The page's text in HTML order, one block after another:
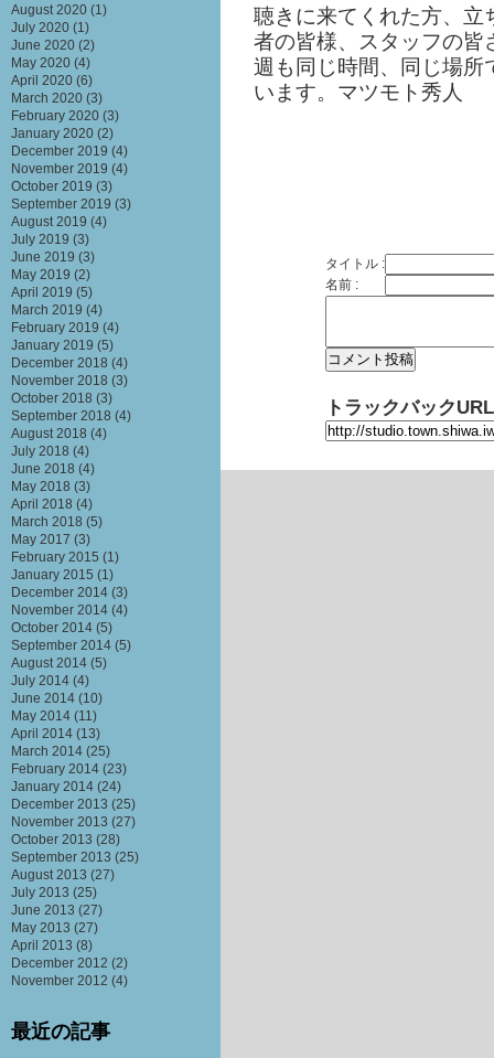
聴きに来てくれた方、立
者の皆様、スタッフの皆
週も同じ時間、同じ場
います。マツモト秀人
タイトル :
名前 :
トラックバックURL
August 2020 (1)
July 2020 (1)
June 2020 (2)
May 2020 (4)
April 2020 (6)
March 2020 (3)
February 2020 (3)
January 2020 (2)
December 2019 (4)
November 2019 (4)
October 2019 (3)
September 2019 (3)
August 2019 (4)
July 2019 (3)
June 2019 (3)
May 2019 (2)
April 2019 (5)
March 2019 (4)
February 2019 (4)
January 2019 (5)
December 2018 (4)
November 2018 (3)
October 2018 (3)
September 2018 (4)
August 2018 (4)
July 2018 (4)
June 2018 (4)
May 2018 (3)
April 2018 (4)
March 2018 (5)
May 2017 (3)
February 2015 (1)
January 2015 (1)
December 2014 (3)
November 2014 (4)
October 2014 (5)
September 2014 (5)
August 2014 (5)
July 2014 (4)
June 2014 (10)
May 2014 (11)
April 2014 (13)
March 2014 (25)
February 2014 (23)
January 2014 (24)
December 2013 (25)
November 2013 (27)
October 2013 (28)
September 2013 (25)
August 2013 (27)
July 2013 (25)
June 2013 (27)
May 2013 (27)
April 2013 (8)
December 2012 (2)
November 2012 (4)
最近の記事